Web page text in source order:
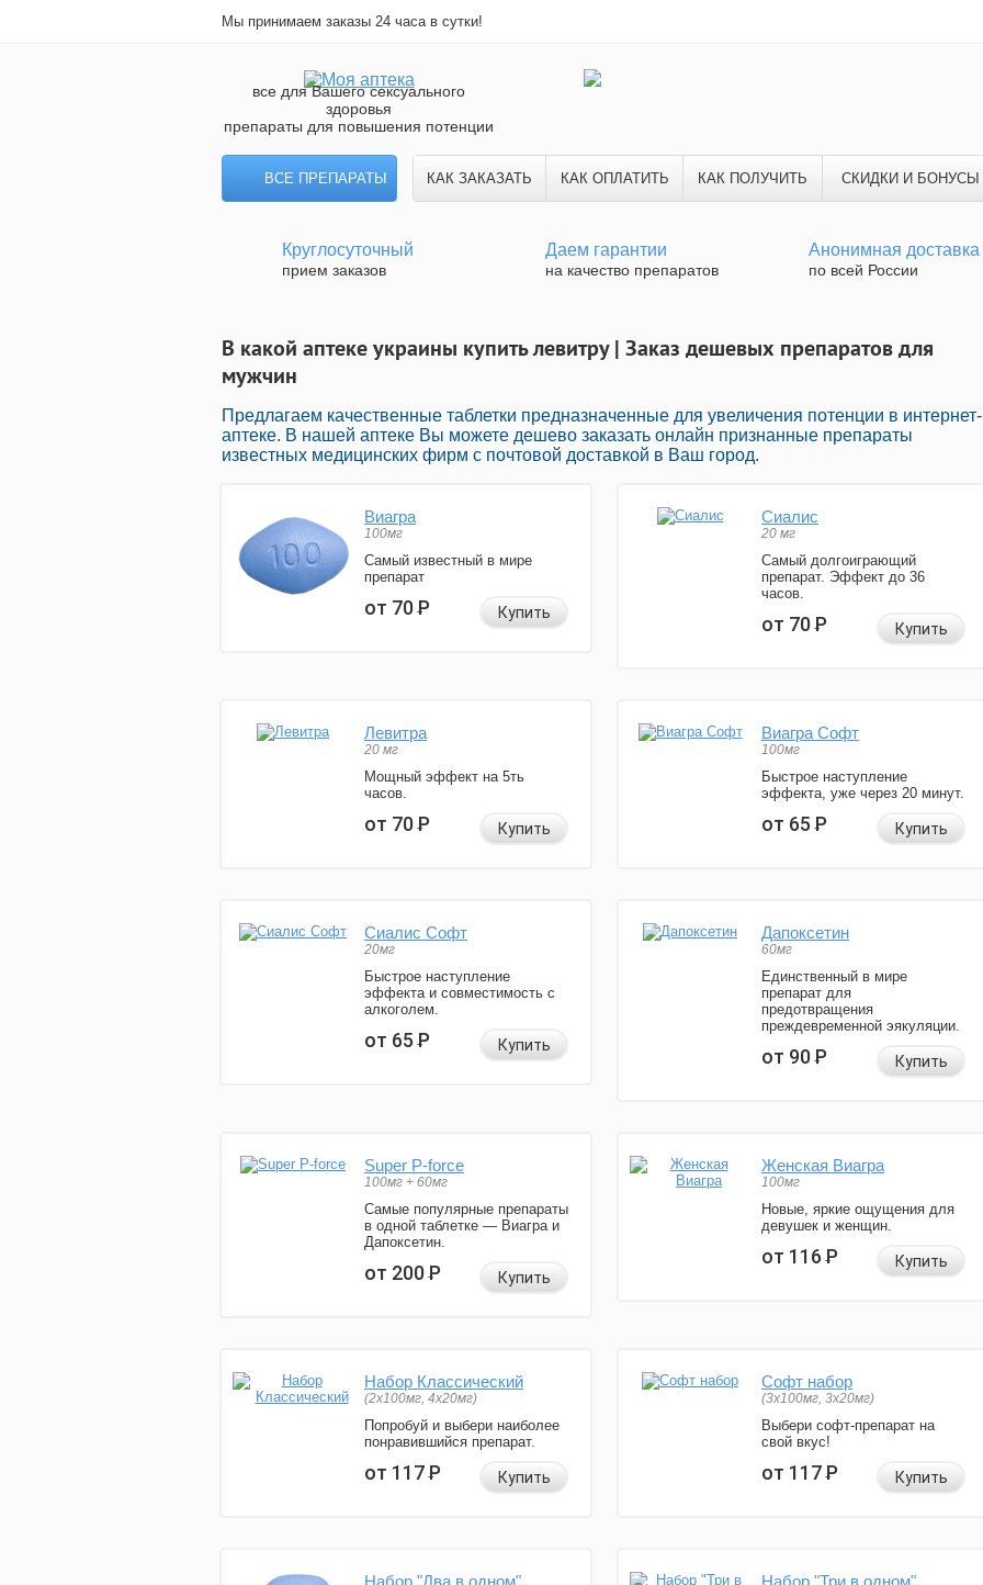
Мы принимаем заказы 24 часа в сутки!
все для Вашего сексуального
здоровья
препараты для повышения потенции
ВСЕ ПРЕПАРАТЫ КАК ЗАКАЗАТЬ КАК ОПЛАТИТЬ КАК ПОЛУЧИТЬ СКИДКИ И БОНУСЫ
Круглосуточный
прием заказов
Даем гарантии
на качество препаратов
Анонимная доставка
по всей России
В какой аптеке украины купить левитру | Заказ дешевых препаратов для
мужчин
Предлагаем качественные таблетки предназначенные для увеличения потенции в интернет-
аптеке. В нашей аптеке Вы можете дешево заказать онлайн признанные препараты
известных медицинских фирм с почтовой доставкой в Ваш город.
Виагра
100мг
Самый известный в мире
препарат
от 70Р Купить
Сиалис
20 мг
Самый долгоиграющий
препарат. Эффект до 36
часов.
от 70Р Купить
Левитра
20 мг
Мощный эффект на 5ть
часов.
от 70Р Купить
Виагра Софт
100мг
Быстрое наступление
эффекта, уже через 20 минут.
от 65Р Купить
Сиалис Софт
20мг
Быстрое наступление
эффекта и совместимость с
алкоголем.
от 65Р Купить
Дапоксетин
60мг
Единственный в мире
препарат для
предотвращения
преждевременной эякуляции.
от 90Р Купить
Super P-force
100мг + 60мг
Самые популярные препараты
в одной таблетке — Виагра и
Дапоксетин.
от 200Р Купить
Женская Виагра
100мг
Новые, яркие ощущения для
девушек и женщин.
от 116Р Купить
Набор Классический
(2x100мг, 4x20мг)
Попробуй и выбери наиболее
понравившийся препарат.
от 117Р Купить
Софт набор
(3x100мг, 3x20мг)
Выбери софт-препарат на
свой вкус!
от 117Р Купить